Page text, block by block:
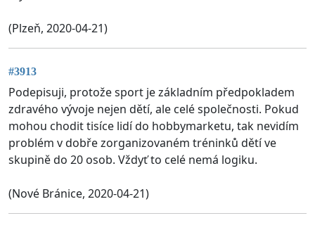
(Plzeň, 2020-04-21)
#3913
Podepisuji, protože sport je základním předpokladem
zdravého vývoje nejen dětí, ale celé společnosti. Pokud
mohou chodit tisíce lidí do hobbymarketu, tak nevidím
problém v dobře zorganizovaném tréninků dětí ve
skupině do 20 osob. Vždyť to celé nemá logiku.
(Nové Bránice, 2020-04-21)